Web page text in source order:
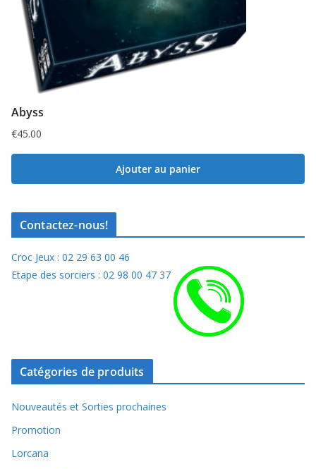
Abyss
€45.00
Ajouter au panier
Contactez-nous!
Croc Jeux : 02 29 63 00 46
Etape des sorciers : 02 98 00 47 37
Catégories de produits
Nouveautés et Sorties prochaines
Promotion
Lorcana